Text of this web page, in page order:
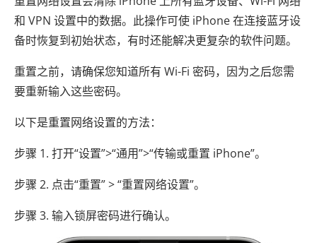
和 VPN 设置中的数据。此操作可使 iPhone 在连接蓝牙设
备时恢复到初始状态，有时还能解决更复杂的软件问题。
重置之前，请确保您知道所有 Wi-Fi 密码，因为之后您需
要重新输入这些密码。
以下是重置网络设置的方法：
步骤 1. 打开“设置”>“通用”>“传输或重置 iPhone”。
步骤 2. 点击“重置” > “重置网络设置”。
步骤 3. 输入锁屏密码进行确认。